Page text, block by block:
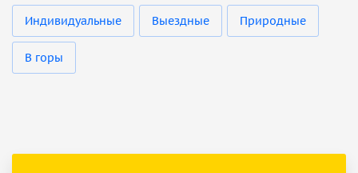
Индивидуальные Выездные Природные
В горы